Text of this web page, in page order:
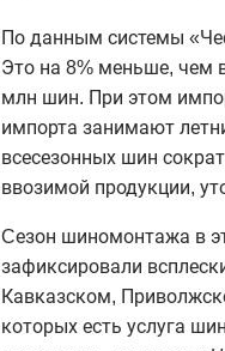
По данным системы
Это на 8% меньше, чем
млн шин. При этом
импорта занимают
всесезонных шин
ввозимой продукции,
Cезон шиномонтажа в
зафиксировали
Кавказском,
которых есть услуга